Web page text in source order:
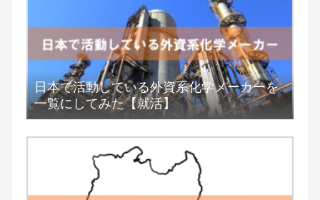
日本で活動している外資系化学メーカーを
一覧にしてみた【就活】